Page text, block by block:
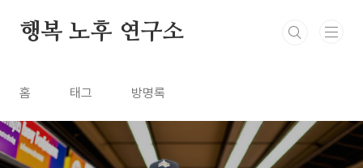
행복 노후 연구소
홈 태그 방명록